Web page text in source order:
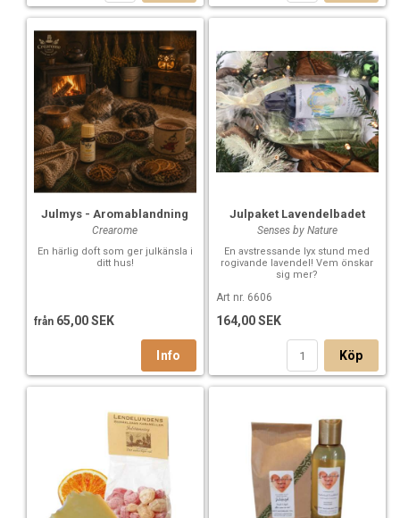
Julmys - Aromablandning
Crearome
En härlig doft som ger julkänsla i
ditt hus!
från 65,00 SEK
Julpaket Lavendelbadet
Senses by Nature
En avstressande lyx stund med
rogivande lavendel! Vem önskar
sig mer?
Art nr. 6606
164,00 SEK
Köp